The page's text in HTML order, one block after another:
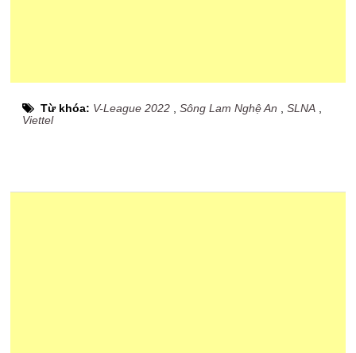
Từ khóa: V-League 2022 ,Sông Lam Nghệ An ,SLNA
Viettel